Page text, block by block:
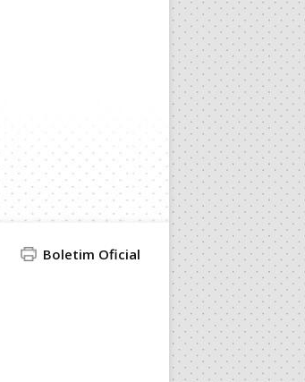
Boletim Oficial